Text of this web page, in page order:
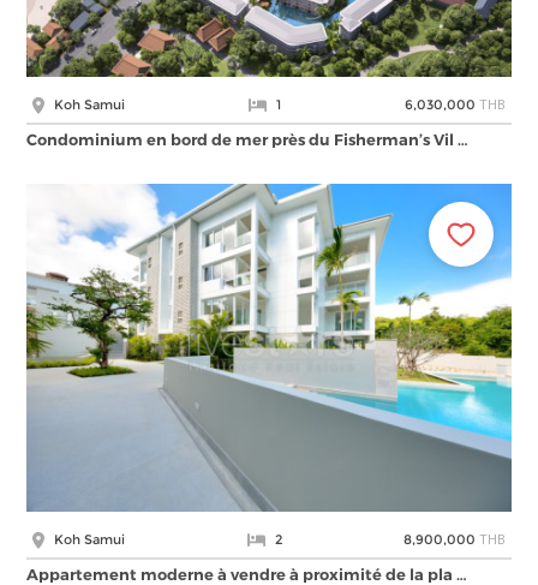
Koh Samui 1 6,030,000 THB
Condominium en bord de mer près du Fisherman’s Vil …
Koh Samui 2 8,900,000 THB
Appartement moderne à vendre à proximité de la pla …